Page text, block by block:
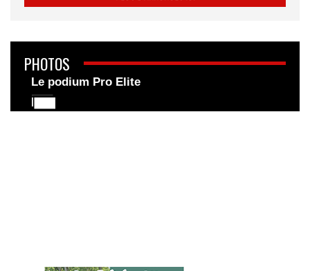
PHOTOS
Le podium Pro Elite